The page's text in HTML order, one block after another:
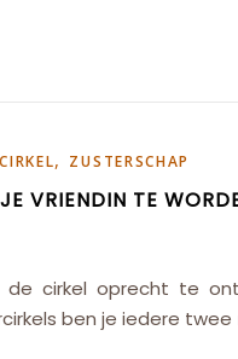
, ZUSTERSCHAP
VRIENDIN TE
cirkel oprecht te
ben je iedere